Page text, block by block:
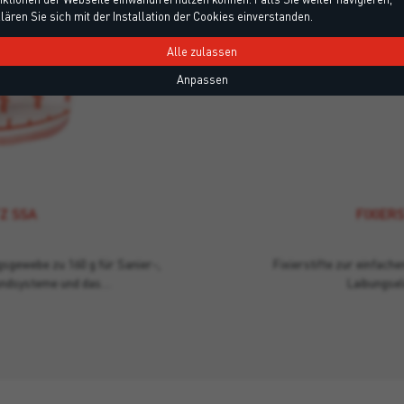
SSA
zu 160 g für Sanier-,
und das…
SSA
zu 160 g für Sanier-,
das Wall Remedy System.
Fixierstifte zur
Fixierstifte zur
Sie sich mit der Installation der Cookies einverstanden.
Alle zulassen
Anpassen